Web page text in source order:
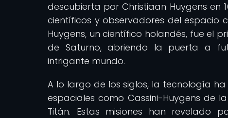
descubierta por Christiaan Huygens en
científicos y observadores del espacio
Huygens, un científico holandés, fue el
de Saturno, abriendo la puerta a
intrigante mundo.
A lo largo de los siglos, la tecnología
espaciales como Cassini-Huygens de
Titán. Estas misiones han revelado